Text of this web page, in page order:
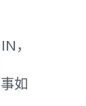
，
如